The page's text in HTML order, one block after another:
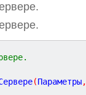
(Параметры,